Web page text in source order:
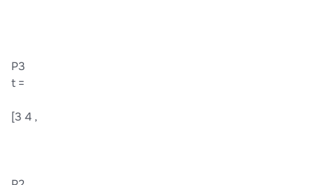
P3
t =
[3 4 ,